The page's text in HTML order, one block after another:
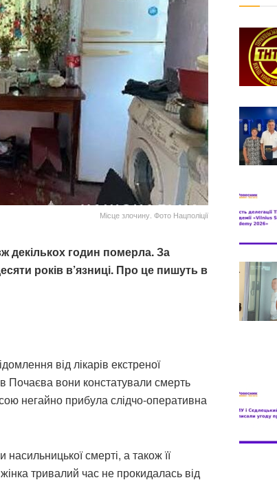
Місце злочину. Фото Нацполіції
декількох годин померла. За
років в’язниці. Про це пишуть в
від лікарів екстреної
Почаєва вони констатували смерть
негайно прибула слідчо-оперативна
насильницької смерті, а також її
тривалий час не прокидалась від